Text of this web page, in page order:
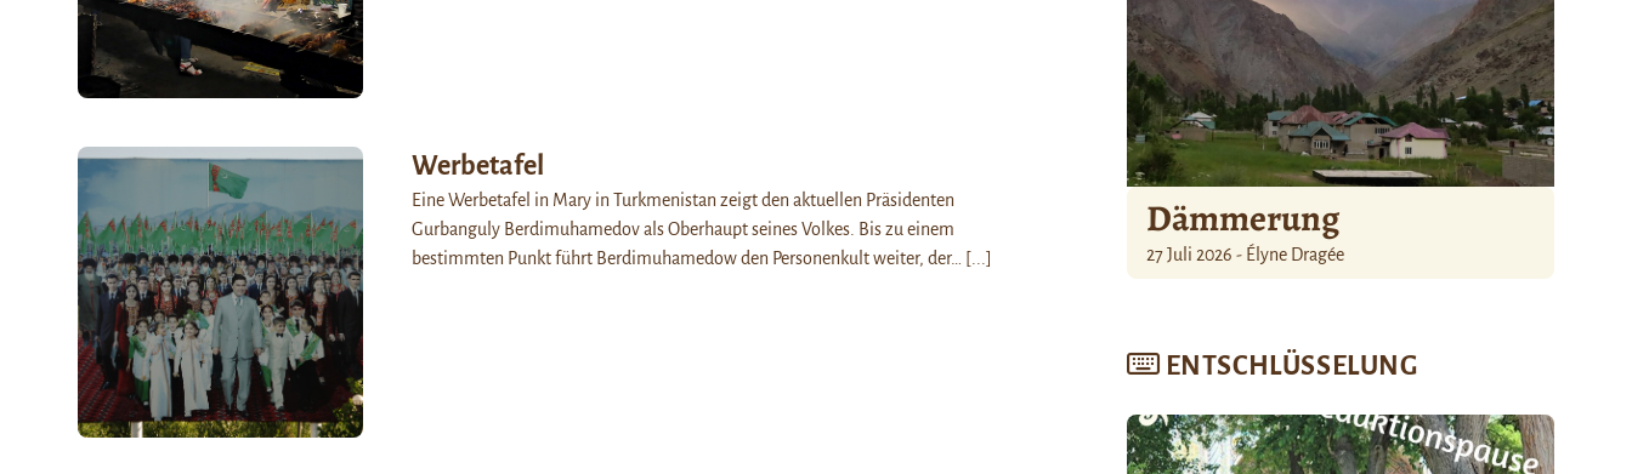
Werbetafel
Eine Werbetafel in Mary in Turkmenistan zeigt den aktuellen Präsidenten
Gurbanguly Berdimuhamedov als Oberhaupt seines Volkes. Bis zu einem
bestimmten Punkt führt Berdimuhamedow den Personenkult weiter, der…
[...]
Dämmerung
27 Juli 2026 - Élyne Dragée
ENTSCHLÜSSELUNG